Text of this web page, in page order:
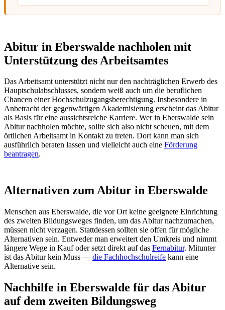
Abitur in Eberswalde nachholen mit
Unterstützung des Arbeitsamtes
Das Arbeitsamt unterstützt nicht nur den nachträglichen Erwerb des
Hauptschulabschlusses, sondern weiß auch um die beruflichen
Chancen einer Hochschulzugangsberechtigung. Insbesondere in
Anbetracht der gegenwärtigen Akademisierung erscheint das Abitur
als Basis für eine aussichtsreiche Karriere. Wer in Eberswalde sein
Abitur nachholen möchte, sollte sich also nicht scheuen, mit dem
örtlichen Arbeitsamt in Kontakt zu treten. Dort kann man sich
ausführlich beraten lassen und vielleicht auch eine Förderung
beantragen.
Alternativen zum Abitur in Eberswalde
Menschen aus Eberswalde, die vor Ort keine geeignete Einrichtung
des zweiten Bildungsweges finden, um das Abitur nachzumachen,
müssen nicht verzagen. Stattdessen sollten sie offen für mögliche
Alternativen sein. Entweder man erweitert den Umkreis und nimmt
längere Wege in Kauf oder setzt direkt auf das Fernabitur. Mitunter
ist das Abitur kein Muss — die Fachhochschulreife kann eine
Alternative sein.
Nachhilfe in Eberswalde für das Abitur
auf dem zweiten Bildungsweg